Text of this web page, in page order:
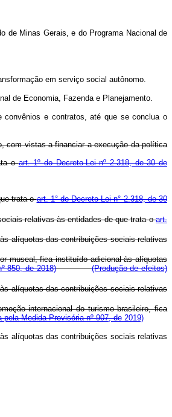
de Minas Gerais, e do Programa Nacional de
em serviço social autônomo.
de Economia, Fazenda e Planejamento.
convênios e contratos, até que se conclua o
com vistas a financiar a execução da política
oart. 1º do Decreto-Lei nº 2.318, de 30 de
trata oart. 1° do Decreto-Lei n° 2.318, de 30
relativas às entidades de que trata oart.
alíquotas das contribuições sociais relativas
museal, fica instituído adicional às alíquotas
850, de 2018)
(Produção de efeitos)
alíquotas das contribuições sociais relativas
internacional do turismo brasileiro, fica
pela Medida Provisória nº 907, de 2019)
alíquotas das contribuições sociais relativas